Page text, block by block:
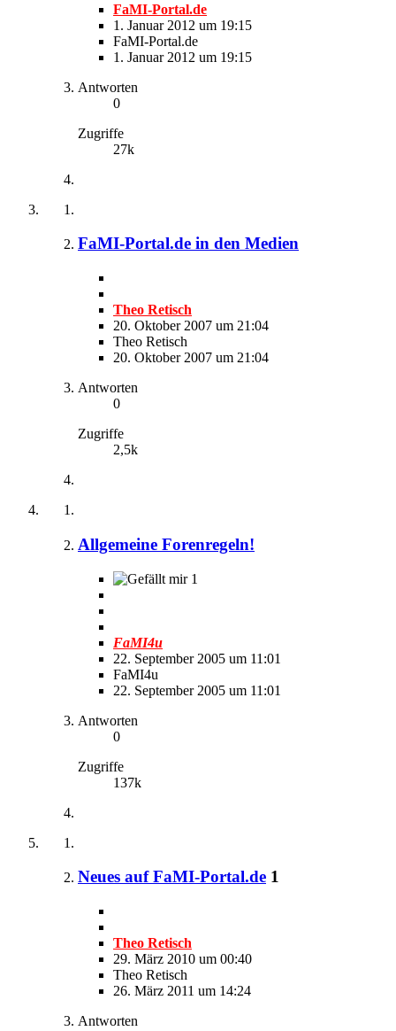
FaMI-Portal.de
1. Januar 2012 um 19:15
FaMI-Portal.de
1. Januar 2012 um 19:15
Antworten
0
Zugriffe
27k
FaMI-Portal.de in den Medien
Theo Retisch
20. Oktober 2007 um 21:04
Theo Retisch
20. Oktober 2007 um 21:04
Antworten
0
Zugriffe
2,5k
Allgemeine Forenregeln!
1
FaMI4u
22. September 2005 um 11:01
FaMI4u
22. September 2005 um 11:01
Antworten
0
Zugriffe
137k
Neues auf FaMI-Portal.de 1
Theo Retisch
29. März 2010 um 00:40
Theo Retisch
26. März 2011 um 14:24
Antworten